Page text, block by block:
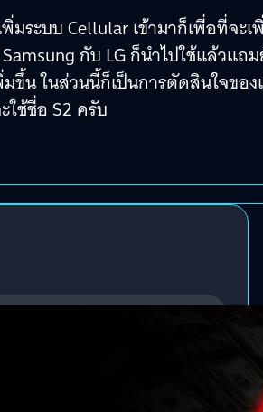
พิ่มระบบ Cellular เข้ามาก็เพื่อที่จ
กับ LG ก็นำไปใช้แล้วแ
ขึ้น ในส่วนนี้ก็เป็นการตัดสินใจขอ
ใช้ชื่อ S2 ครับ